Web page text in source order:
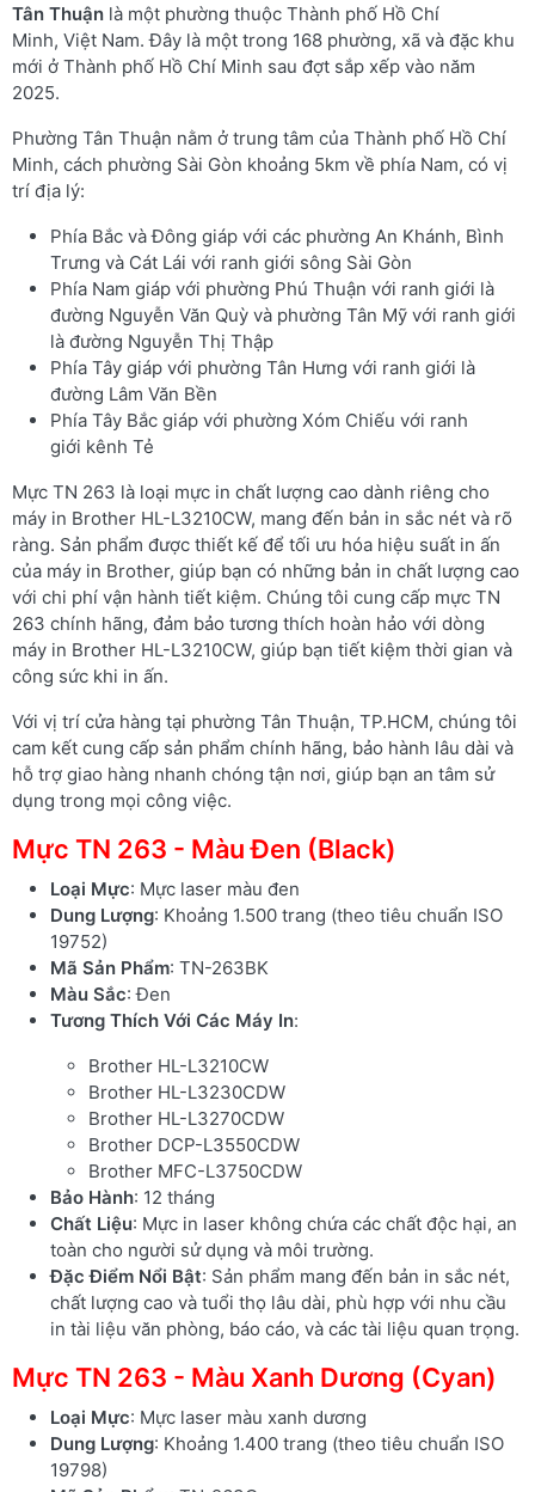
Tân Thuận là một phường thuộc Thành phố Hồ Chí
Minh, Việt Nam. Đây là một trong 168 phường, xã và đặc khu
mới ở Thành phố Hồ Chí Minh sau đợt sắp xếp vào năm
2025.
Phường Tân Thuận nằm ở trung tâm của Thành phố Hồ Chí
Minh, cách phường Sài Gòn khoảng 5km về phía Nam, có vị
trí địa lý:
Phía Bắc và Đông giáp với các phường An Khánh, Bình
Trưng và Cát Lái với ranh giới sông Sài Gòn
Phía Nam giáp với phường Phú Thuận với ranh giới là
đường Nguyễn Văn Quỳ và phường Tân Mỹ với ranh giới
là đường Nguyễn Thị Thập
Phía Tây giáp với phường Tân Hưng với ranh giới là
đường Lâm Văn Bền
Phía Tây Bắc giáp với phường Xóm Chiếu với ranh
giới kênh Tẻ
Mực TN 263 là loại mực in chất lượng cao dành riêng cho
máy in Brother HL-L3210CW, mang đến bản in sắc nét và rõ
ràng. Sản phẩm được thiết kế để tối ưu hóa hiệu suất in ấn
của máy in Brother, giúp bạn có những bản in chất lượng cao
với chi phí vận hành tiết kiệm. Chúng tôi cung cấp mực TN
263 chính hãng, đảm bảo tương thích hoàn hảo với dòng
máy in Brother HL-L3210CW, giúp bạn tiết kiệm thời gian và
công sức khi in ấn.
Với vị trí cửa hàng tại phường Tân Thuận, TP.HCM, chúng tôi
cam kết cung cấp sản phẩm chính hãng, bảo hành lâu dài và
hỗ trợ giao hàng nhanh chóng tận nơi, giúp bạn an tâm sử
dụng trong mọi công việc.
Mực TN 263 - Màu Đen (Black)
Loại Mực: Mực laser màu đen
Dung Lượng: Khoảng 1.500 trang (theo tiêu chuẩn ISO
19752)
Mã Sản Phẩm: TN-263BK
Màu Sắc: Đen
Tương Thích Với Các Máy In:
Brother HL-L3210CW
Brother HL-L3230CDW
Brother HL-L3270CDW
Brother DCP-L3550CDW
Brother MFC-L3750CDW
Bảo Hành: 12 tháng
Chất Liệu: Mực in laser không chứa các chất độc hại, an
toàn cho người sử dụng và môi trường.
Đặc Điểm Nổi Bật: Sản phẩm mang đến bản in sắc nét,
chất lượng cao và tuổi thọ lâu dài, phù hợp với nhu cầu
in tài liệu văn phòng, báo cáo, và các tài liệu quan trọng.
Mực TN 263 - Màu Xanh Dương (Cyan)
Loại Mực: Mực laser màu xanh dương
Dung Lượng: Khoảng 1.400 trang (theo tiêu chuẩn ISO
19798)